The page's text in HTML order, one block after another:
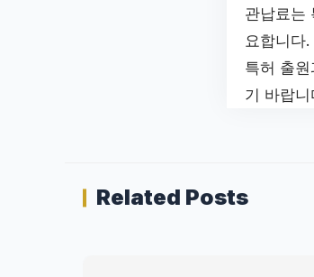
관납료는
요합니다
특허 출
기 바랍니
Related Posts